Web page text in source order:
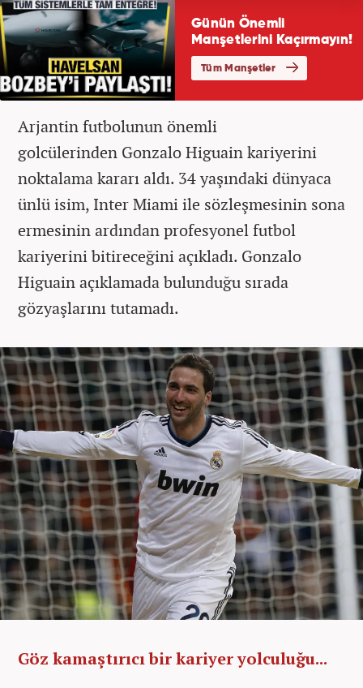
Arjantin futbolunun önemli
golcülerinden Gonzalo Higuain kariyerini
noktalama kararı aldı. 34 yaşındaki dünyaca
ünlü isim, Inter Miami ile sözleşmesinin sona
ermesinin ardından profesyonel futbol
kariyerini bitireceğini açıkladı. Gonzalo
Higuain açıklamada bulunduğu sırada
gözyaşlarını tutamadı.
Göz kamaştırıcı bir kariyer yolculuğu...